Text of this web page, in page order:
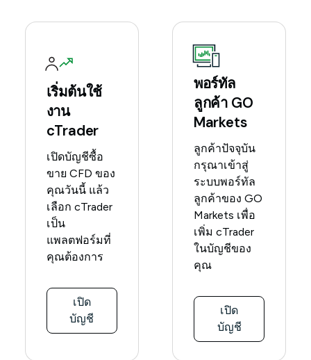
เริ่มต้นใช้
งาน
cTrader
เปิดบัญชีซื้อ
ขาย CFD ของ
คุณวันนี้ แล้ว
เลือก cTrader
เป็น
แพลตฟอร์มที่
คุณต้องการ
เปิด
บัญชี
พอร์ทัล
ลูกค้า GO
Markets
ลูกค้าปัจจุบัน
กรุณาเข้าสู่
ระบบพอร์ทัล
ลูกค้าของ GO
Markets เพื่อ
เพิ่ม cTrader
ในบัญชีของ
คุณ
เปิด
บัญชี